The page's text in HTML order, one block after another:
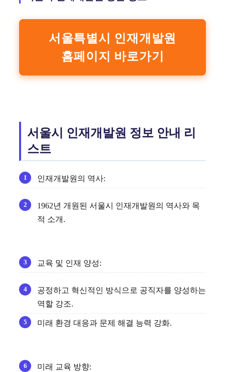
서울특별시 인재개발원
홈페이지 바로가기
서울시 인재개발원 정보 안내 리
스트
인재개발원의 역사:
1962년 개원된 서울시 인재개발원의 역사와 목
적 소개.
교육 및 인재 양성:
공정하고 혁신적인 방식으로 공직자를 양성하는
역할 강조.
미래 환경 대응과 문제 해결 능력 강화.
미래 교육 방향: